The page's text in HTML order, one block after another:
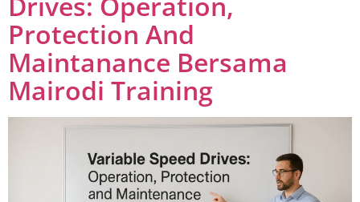
Protection And
Maintanance Bersama
Mairodi Training